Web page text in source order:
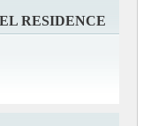
RESIDENCE